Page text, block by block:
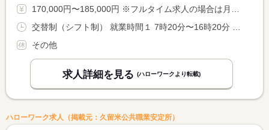
170,000円〜185,000円 ※フルタイム求人の場合は月額（換算額）、パート求人の場合は時間額を表示しています。
その他
求人詳細を見る (ハローワークより転載)
ハローワーク求人（掲載元：久留米公共職業安定所）